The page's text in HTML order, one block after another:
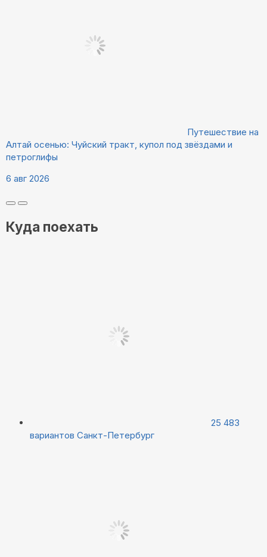
Путешествие на
Алтай осенью: Чуйский тракт, купол под звёздами и
петроглифы
6 авг 2026
Куда поехать
25 483
вариантов Санкт-Петербург